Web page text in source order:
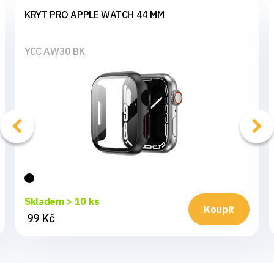
KRYT PRO APPLE WATCH 44 MM
YCC AW30 BK
Skladem > 10 ks
99 Kč
Koupit